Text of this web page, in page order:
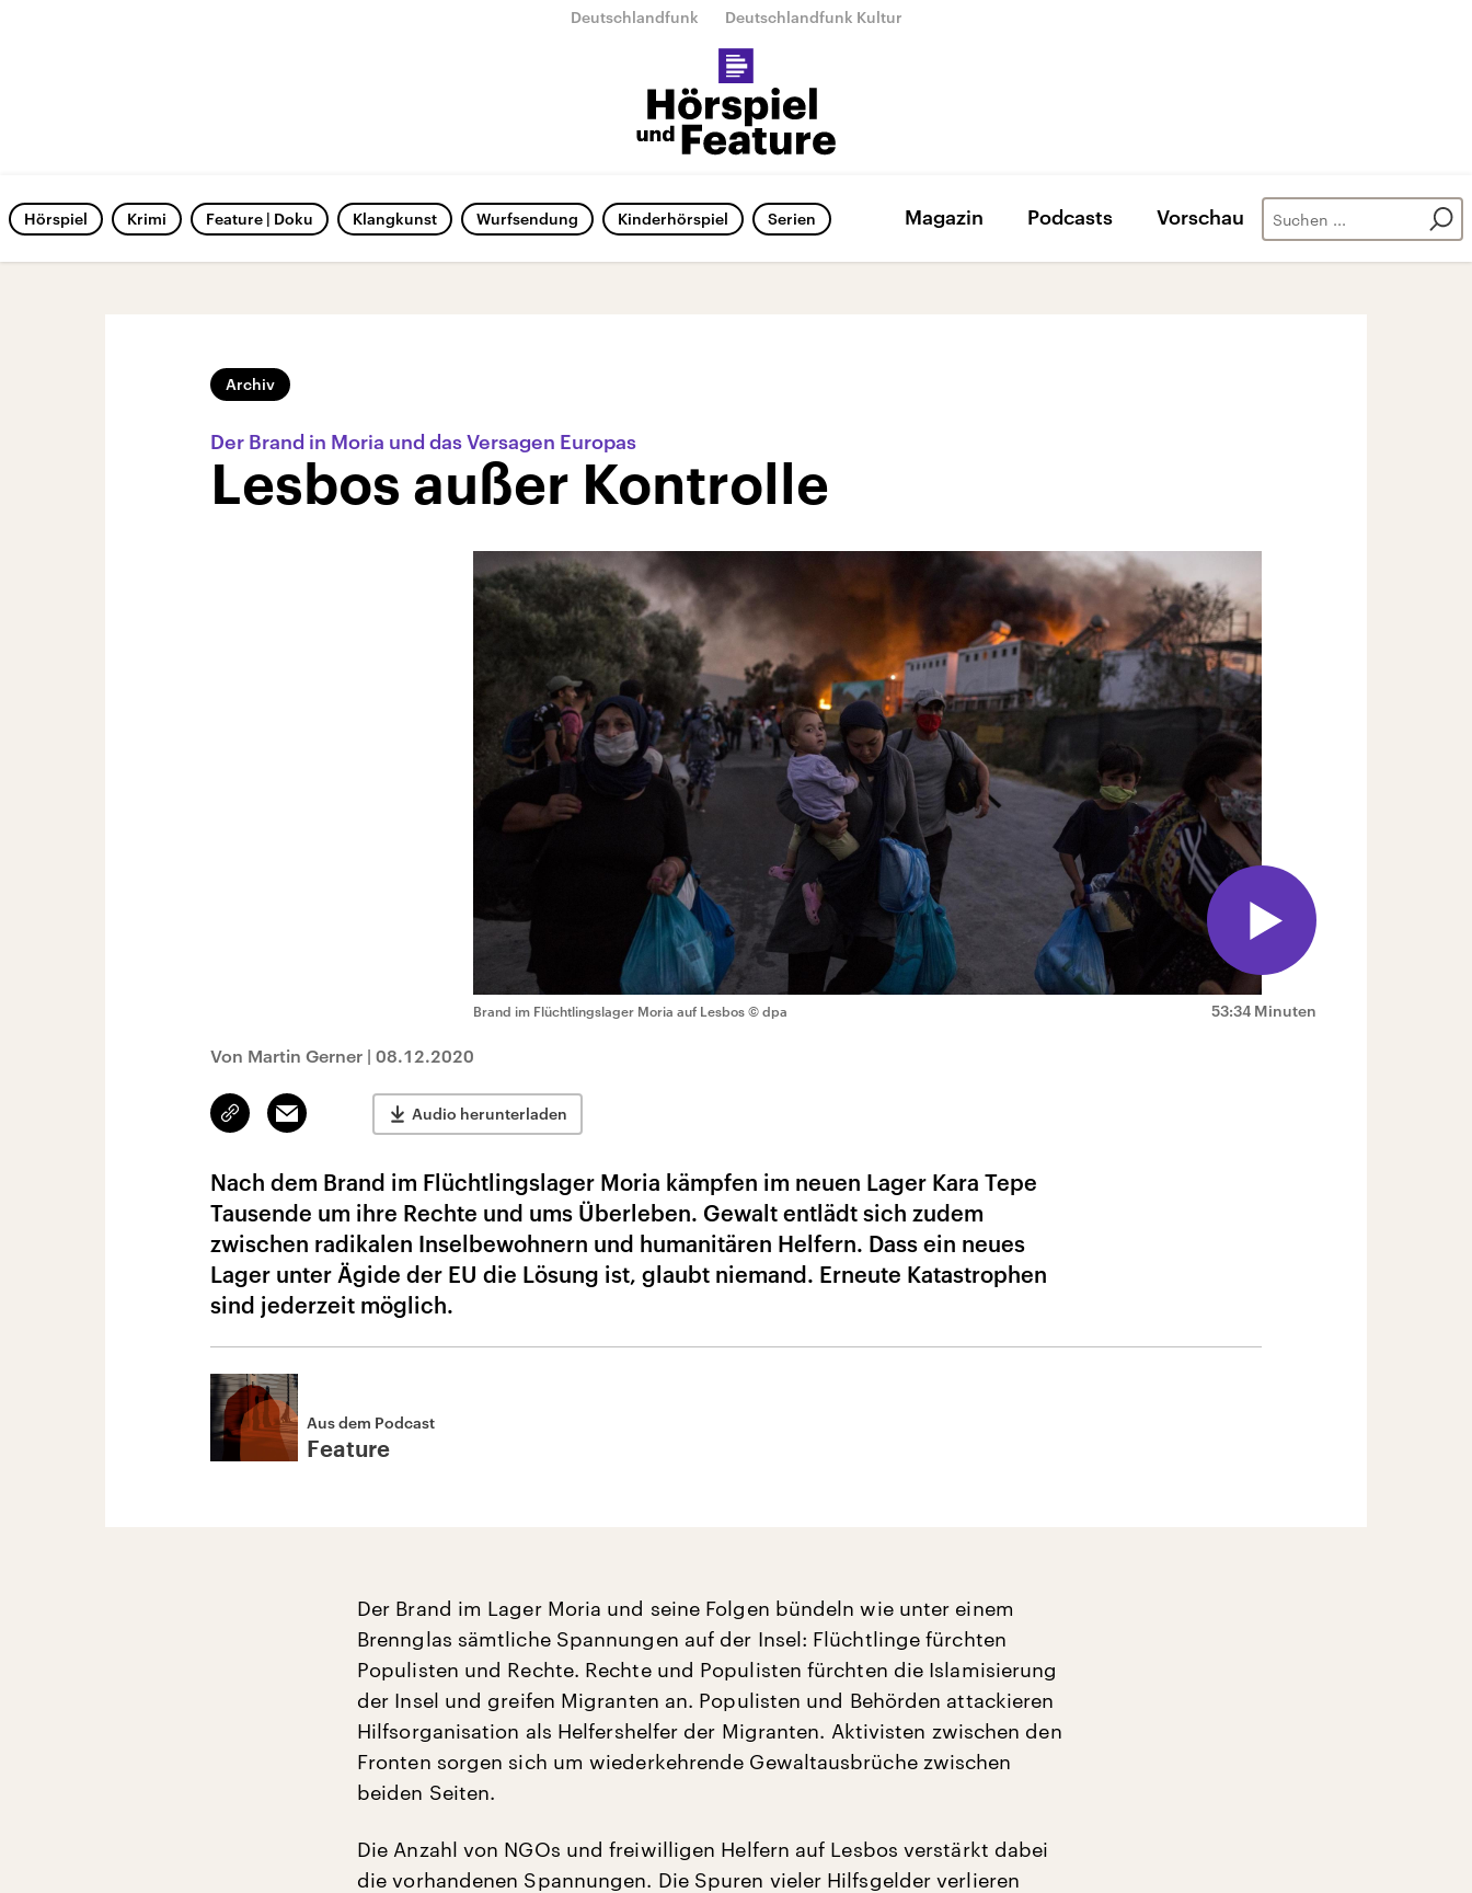
Deutschlandfunk Deutschlandfunk Kultur
Hörspiel Krimi Feature | Doku Klangkunst Wurfsendung Kinderhörspiel Serien Magazin Podcasts Vorschau
Archiv
Der Brand in Moria und das Versagen Europas
Lesbos außer Kontrolle
53:34 Minuten
Brand im Flüchtlingslager Moria auf Lesbos © dpa
Von Martin Gerner | 08.12.2020
Link
kopieren/teilen
Email Audio herunterladen
Nach dem Brand im Flüchtlingslager Moria kämpfen im neuen Lager Kara Tepe
Tausende um ihre Rechte und ums Überleben. Gewalt entlädt sich zudem
zwischen radikalen Inselbewohnern und humanitären Helfern. Dass ein neues
Lager unter Ägide der EU die Lösung ist, glaubt niemand. Erneute Katastrophen
sind jederzeit möglich.
Aus dem Podcast
Feature
Der Brand im Lager Moria und seine Folgen bündeln wie unter einem
Brennglas sämtliche Spannungen auf der Insel: Flüchtlinge fürchten
Populisten und Rechte. Rechte und Populisten fürchten die Islamisierung
der Insel und greifen Migranten an. Populisten und Behörden attackieren
Hilfsorganisation als Helfershelfer der Migranten. Aktivisten zwischen den
Fronten sorgen sich um wiederkehrende Gewaltausbrüche zwischen
beiden Seiten.
Die Anzahl von NGOs und freiwilligen Helfern auf Lesbos verstärkt dabei
die vorhandenen Spannungen. Die Spuren vieler Hilfsgelder verlieren